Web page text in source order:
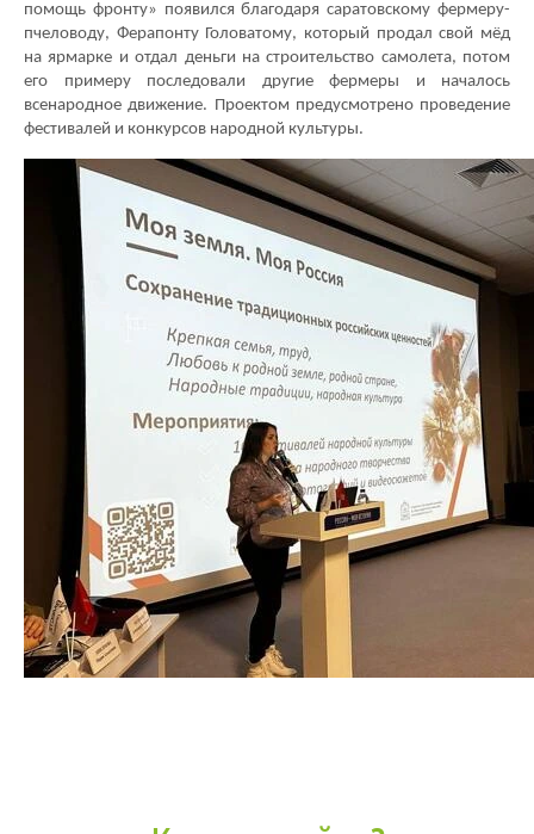
помощь фронту» появился благодаря саратовскому фермеру-
пчеловоду, Ферапонту Головатому, который продал свой мёд
на ярмарке и отдал деньги на строительство самолета, потом
его примеру последовали другие фермеры и началось
всенародное движение. Проектом предусмотрено проведение
фестивалей и конкурсов народной культуры.